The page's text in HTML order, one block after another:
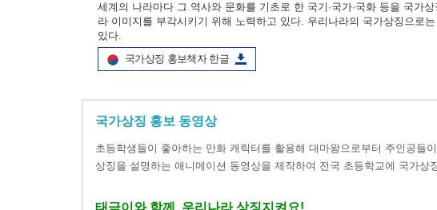
세계의 나라마다 그 역사와 문화를 기초로 한 국기·국가·국화 등을 국가
라 이미지를 부각시키기 위해 노력하고 있다. 우리나라의 국가상징으로
있다.
국가상징 홍보책자 한글
국가상징 홍보 동영상
초등학생들이 좋아하는 만화 캐릭터를 활용해 대마왕으로부터 주인공
상징을 설명하는 애니메이션 동영상을 제작하여 전국 초등학교에 국가상
태극이와 함께, 우리나라 상징지켜요!